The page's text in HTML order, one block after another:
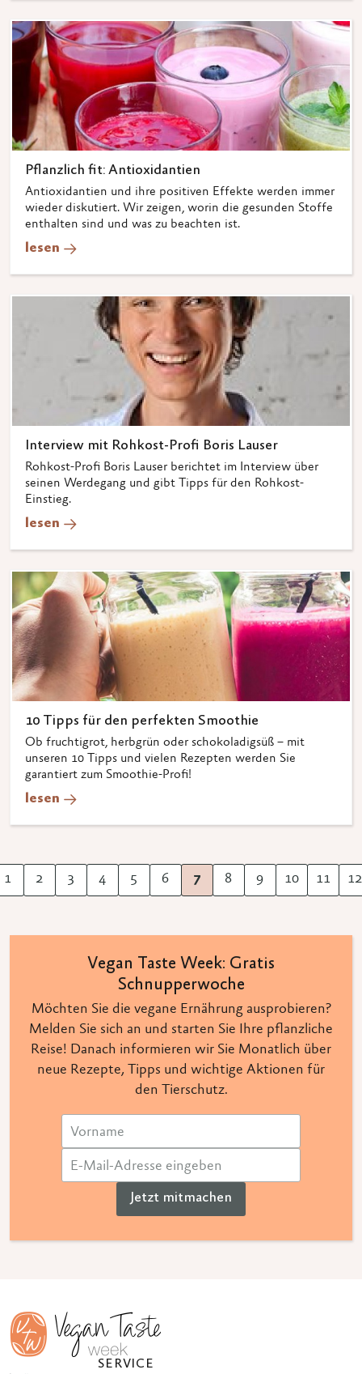
Pflanzlich fit: Antioxidantien
Antioxidantien und ihre positiven Effekte werden immer
wieder diskutiert. Wir zeigen, worin die gesunden Stoffe
enthalten sind und was zu beachten ist.
lesen
Interview mit Rohkost-Profi Boris Lauser
Rohkost-Profi Boris Lauser berichtet im Interview über
seinen Werdegang und gibt Tipps für den Rohkost-
Einstieg.
lesen
10 Tipps für den perfekten Smoothie
Ob fruchtigrot, herbgrün oder schokoladigsüß – mit
unseren 10 Tipps und vielen Rezepten werden Sie
garantiert zum Smoothie-Profi!
lesen
1 2 3 4 5 6 7 8 9 10 11 12
Vegan Taste Week: Gratis
Schnupperwoche
Möchten Sie die vegane Ernährung ausprobieren?
Melden Sie sich an und starten Sie Ihre pflanzliche
Reise! Danach informieren wir Sie Monatlich über
neue Rezepte, Tipps und wichtige Aktionen für
den Tierschutz.
Jetzt mitmachen
SERVICE